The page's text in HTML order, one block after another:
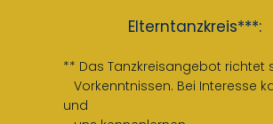
Elterntanzkreis***:
** Das Tanzkreisangebot richtet
Vorkenntnissen. Bei Interesse
und